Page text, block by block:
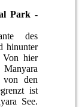
Park -
des
hinunter
Von hier
von den
ist
See.